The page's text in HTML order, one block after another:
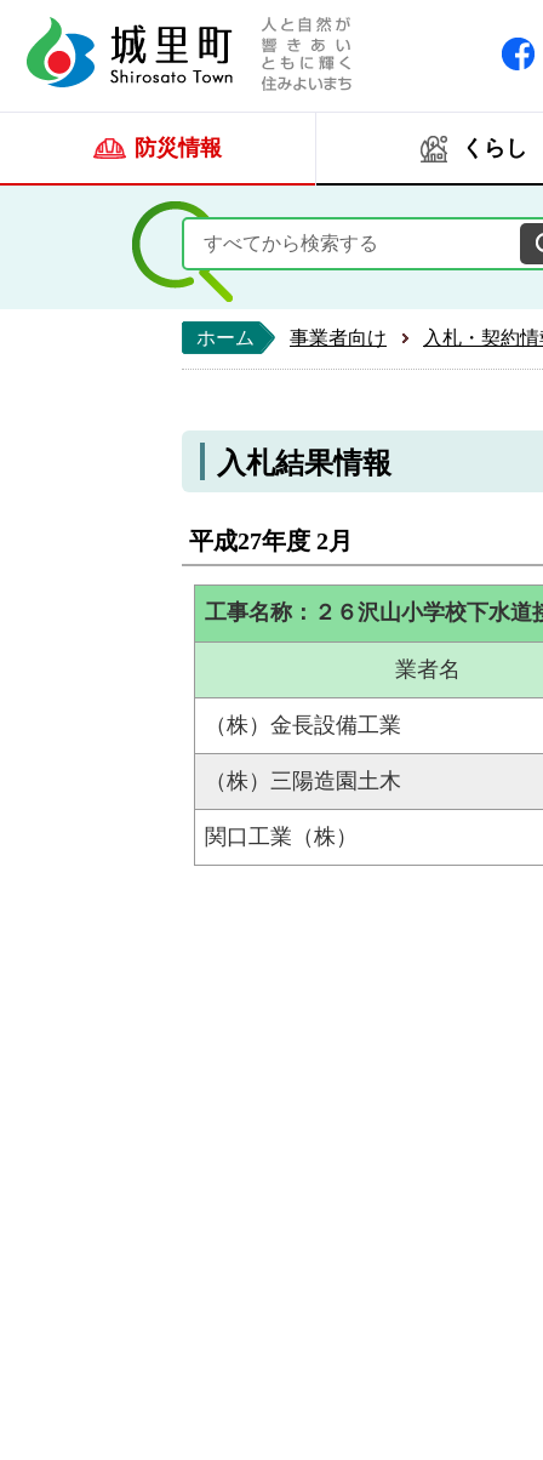
防災情報 くらし
ホーム 事業者向け 入札・契約
入札結果情報
平成27年度 2月
工事名称：２６沢山小学校下水道
業者名
（株）金長設備工業
（株）三陽造園土木
関口工業（株）